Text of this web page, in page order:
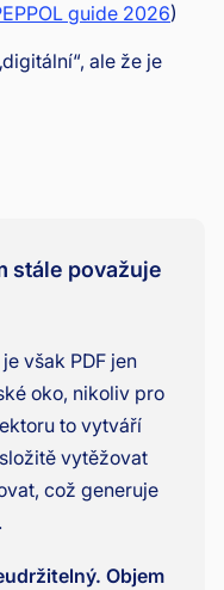
guide 2026)
ale že je
stále považuje
však PDF jen
oko, nikoliv pro
to vytváří
vytěžovat
což generuje
Objem